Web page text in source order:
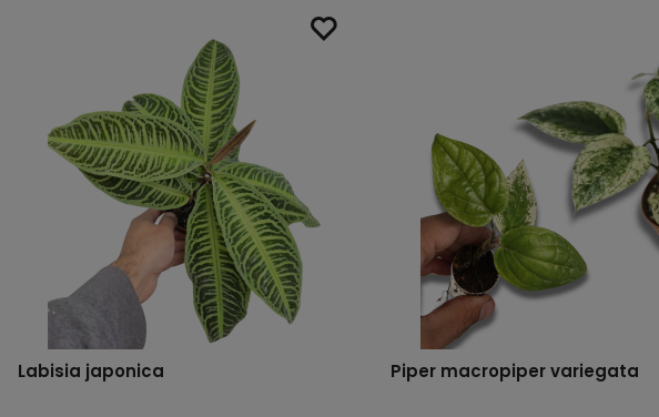
Labisia japonica Piper macropiper variegata